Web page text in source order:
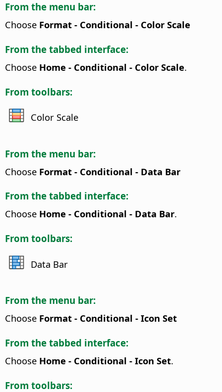
From the menu bar:
Choose Format - Conditional - Color Scale
From the tabbed interface:
Choose Home - Conditional - Color Scale.
From toolbars:
Color Scale
From the menu bar:
Choose Format - Conditional - Data Bar
From the tabbed interface:
Choose Home - Conditional - Data Bar.
From toolbars:
Data Bar
From the menu bar:
Choose Format - Conditional - Icon Set
From the tabbed interface:
Choose Home - Conditional - Icon Set.
From toolbars: